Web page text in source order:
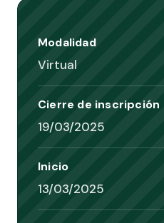
Modalidad
Virtual
Cierre de inscripción
19/03/2025
Inicio
13/03/2025